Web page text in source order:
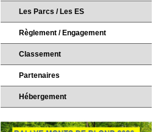
Les Parcs / Les ES
Règlement / Engagement
Classement
Partenaires
Hébergement